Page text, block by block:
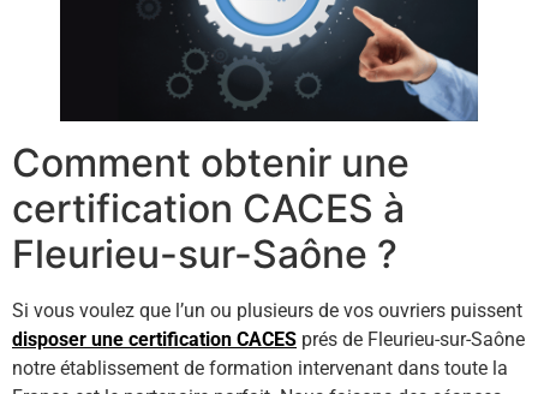
Comment obtenir une
certification CACES à
Fleurieu-sur-Saône ?
Si vous voulez que l’un ou plusieurs de vos ouvriers puissent
disposer une certification CACES prés de Fleurieu-sur-Saône
notre établissement de formation intervenant dans toute la